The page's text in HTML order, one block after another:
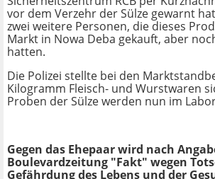
vor dem Verzehr der Sülze gewarnt
zwei weitere Personen, die dieses
Markt in Nowa Deba gekauft, aber
hatten.
Die Polizei stellte bei den
Kilogramm Fleisch- und Wurstwaren
Proben der Sülze werden nun im
Gegen das Ehepaar wird nach
Boulevardzeitung "Fakt" wegen
Gefährdung des Lebens und der